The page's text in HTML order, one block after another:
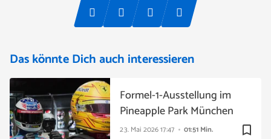
Das könnte Dich auch interessieren
bookmark_border
23. Mai 202617:47 01:51 Min.
Formel-1-Ausstellung im
Pineapple Park München